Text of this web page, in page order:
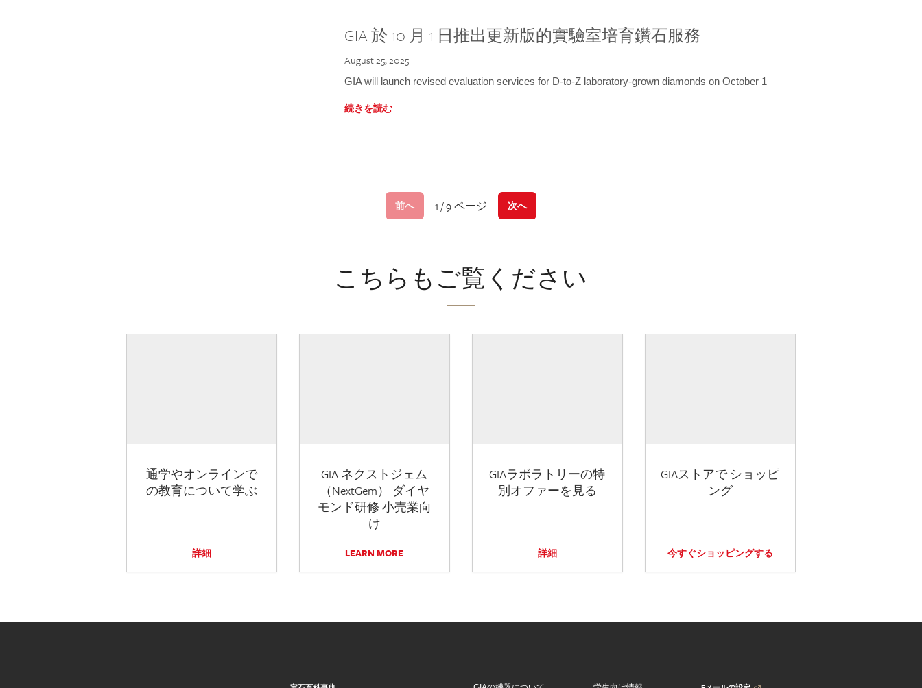
GIA 於 10 月 1 日推出更新版的實驗室培育鑽石服務
August 25, 2025
GIA will launch revised evaluation services for D-to-Z laboratory-grown diamonds on October 1
続きを読む
前へ 1 / 9 ページ 次へ
こちらもご覧ください
通学やオンラインで
の教育について学ぶ
詳細
GIA ネクストジェム
（NextGem） ダイヤ
モンド研修 小売業向
け
LEARN MORE
GIAラボラトリーの特
別オファーを見る
詳細
GIAストアで ショッピ
ング
今すぐショッピングする